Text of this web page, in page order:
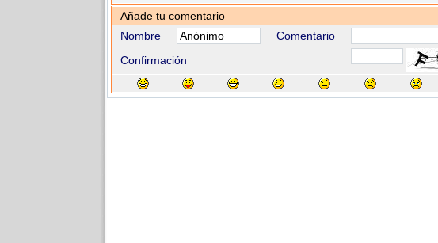
Añade tu comentario
Nombre
Comentario
Confirmación